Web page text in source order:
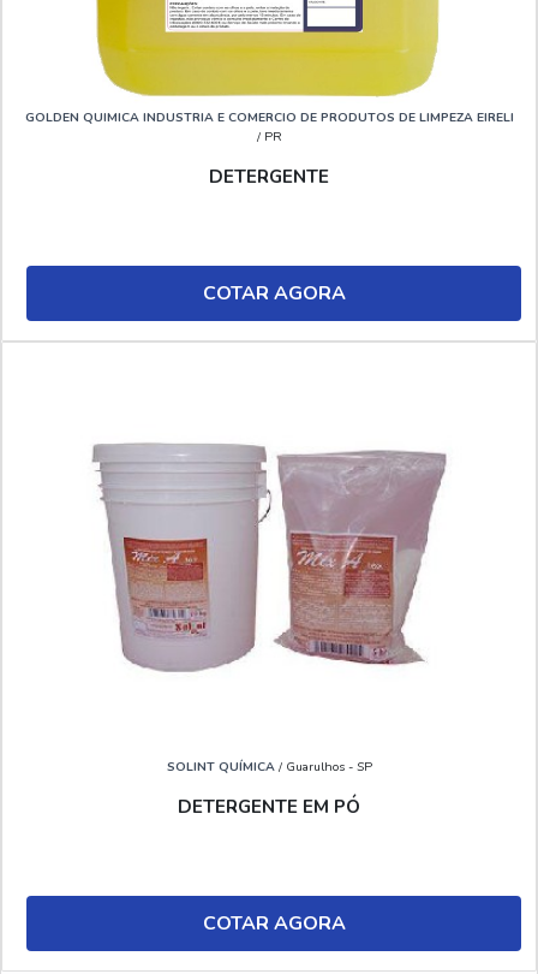
GOLDEN QUIMICA INDUSTRIA E COMERCIO DE PRODUTOS DE LIMPEZA EIRELI
/ PR
DETERGENTE
COTAR AGORA
SOLINT QUÍMICA/ Guarulhos - SP
DETERGENTE EM PÓ
COTAR AGORA